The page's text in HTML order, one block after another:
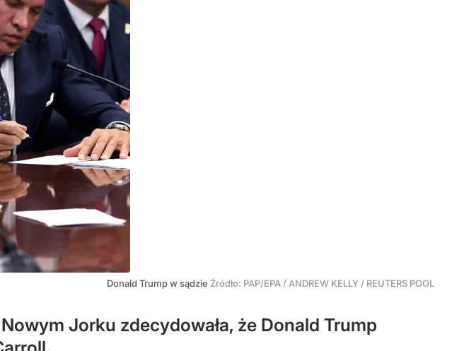
Donald Trump w sądzie Źródło: PAP/EPA / ANDREW KELLY / REUTERS POOL
Jorku zdecydowała, że Donald Trump